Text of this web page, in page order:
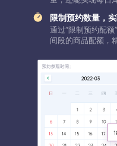
限制预约数量，
通过“限制预约配
间段的商品配额，